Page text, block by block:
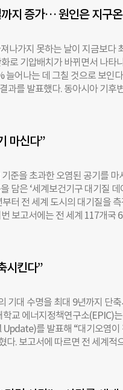
어 뜻 깊게 생각한다”며 “아이
중하고 있다. 서울 강서구 송화
남초, 구로구 영일초에 이어 노
화된 학교 시설 개선이 필요하
달간의 공사 기간을 거쳐 학교
. 초등학생뿐만 아니라 청소년
400㎡ 면적에 소나무와 벚나무
그루를 심었다. 더불어 데크
중학교에 처음으로 학교숲을
로 조성하며 아이들의 꿈과 희
까지 증가… 원인은 지구
나가지 못하는 날이 지금보다
로 기압배치가 바뀌면서 나타
어나는 데 그칠 것으로 보인
과를 발표했다. 동아시아 기후
후반(2081~2100년) 대기정체
증가하는 것이다. 탄소배출
립을 달성한 저탄소 시나리오에
력에 따라 미래의 대기정체일
는 공기를 이동·확산하는 바람
원인이다. 온난화가 심해지면
반도 전역의 공기도 원활하게
의 약 80%에 ‘나쁨’ 이상 수준
bloomy@chosun.com
마신다”
준을 초과한 오염된 공기를 마
담은 ‘세계보건기구 대기질
터 전 세계 도시의 대기질을
보고서에는 전 세계 117개국
. 이산화질소는 주로 자동차
기오염 물질이다. WHO는 이
의 증상을 겪을 수 있고 설명
평균 15㎍/㎥, 초미세먼지 연
고하고 있다. 대기질은 소득
초미세먼지·미세먼지 가이드
국가에서 권고 수준을 준수한
로 인해 조기 사망한 사람이
시킨다”
기대 수명을 최대 9년까지 단
교 에너지정책연구소(EPIC)
를 발표해 “대기오염이
다. 보고서에 따르면 전 세계적